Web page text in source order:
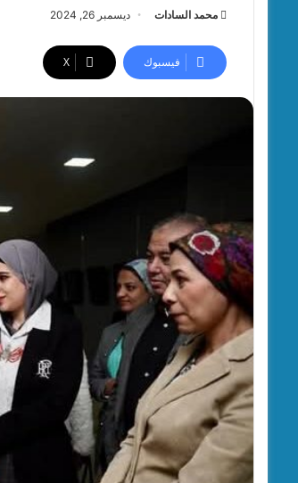
محمد السادات ديسمبر 26, 2024
فيسبوك ‫X